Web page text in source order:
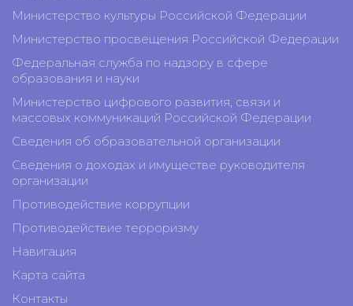
Министерство культуры Российской Федерации
Министерство просвещения Российской Федерации
Федеральная служба по надзору в сфере
образования и науки
Министерство цифрового развития, связи и
массовых коммуникаций Российской Федерации
Сведения об образовательной организации
Сведения о доходах и имуществе руководителя
организации
Противодействие коррупции
Противодействие терроризму
Навигация
Карта сайта
Контакты